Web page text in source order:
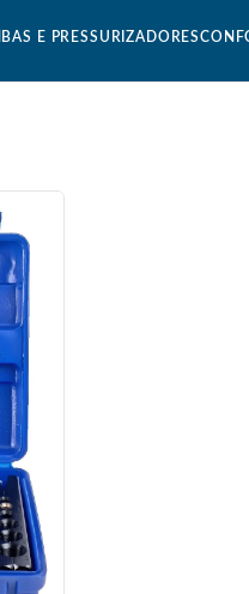
E PRESSURIZADORES